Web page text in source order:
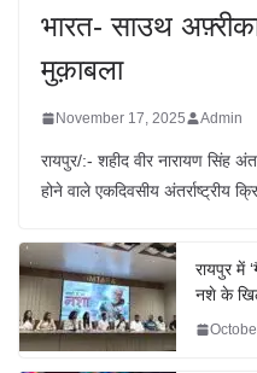
भारत- साउथ
मुक़ाबला
November 17, 2025 Admin
रायपुर/:- शहीद वीर नारायण सिंह
होने वाले एकदिवसीय अंतर्राष्ट्रीय
रायपुर में
नशे के